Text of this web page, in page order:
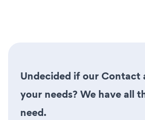
Undecided if our Contact
your needs? We have all
need.